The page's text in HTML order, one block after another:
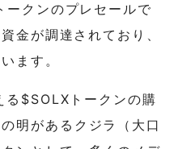
クンのプレセールで
金が調達されており、
ます。
$SOLXトークンの購
明があるクジラ（大口